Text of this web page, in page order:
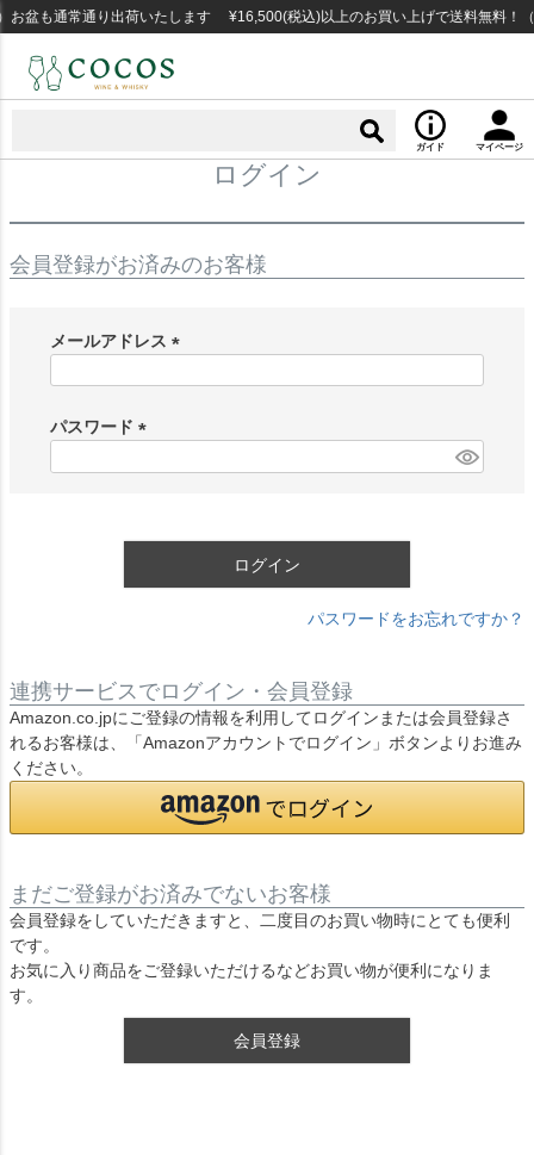
盆も通常通り出荷いたします ¥16,500(税込)以上のお買い上げで送料無料！
ガイド マイページ
ログイン
会員登録がお済みのお客様
メールアドレス
)
パスワード
ログイン
パスワードをお忘れですか？
連携サービスでログイン・会員登録
Amazon.co.jpにご登録の情報を利用してログインまたは会員登録さ
れるお客様は、「Amazonアカウントでログイン」ボタンよりお進み
ください。
まだご登録がお済みでないお客様
会員登録をしていただきますと、二度目のお買い物時にとても便利
です。
お気に入り商品をご登録いただけるなどお買い物が便利になりま
す。
会員登録